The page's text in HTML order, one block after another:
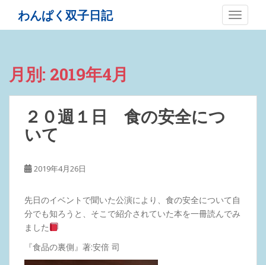
i
わんぱく双子日記
月別: 2019年4月
２０週１日 食の安全につ
いて
2019年4月26日
先日のイベントで聞いた公演により、食の安全について自
分でも知ろうと、そこで紹介されていた本を一冊読んでみ
ました
『食品の裏側』著:安倍 司